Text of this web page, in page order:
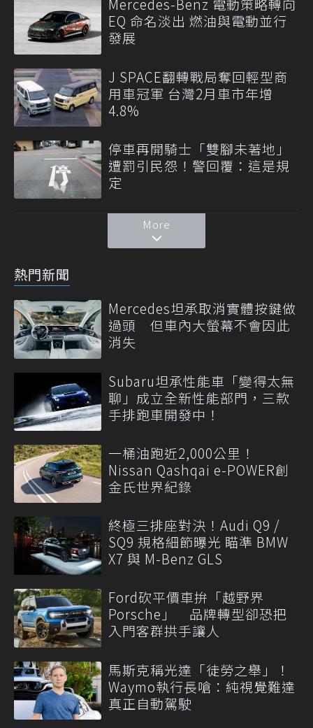
Mercedes-Benz 電動策略轉向
EQ 命名淡出 燃油與電動並行
發展
J SPACE翻轉戰局奪回輕型商
用車冠軍 台灣2月車市年增
4.8%
停車再開騎士「雙腳未著地」
遭罰引民怨！警回覆：這是規
定
More
熱門新聞
Mercedes坦承取消實體按鍵做
過頭 但車內大螢幕不會因此
消失
Subaru坦承性能車「變得太無
聊」成立全新性能部門，三款
手排跑車開發中！
一桶油跑近2,000公里！
Nissan Qashqai e-POWER創
金氏世界紀錄
終極三排座對決！Audi Q9 /
SQ9 規格細節曝光 瞄準 BMW
X7 與 M-Benz GLS
Ford砍平價車拚「越野界
Porsche」 品牌轉型卻恐把
入門客群拱手讓人
馬斯克稱光達「徒勞之舉」！
Waymo執行長嗆：純視覺難達
真正自動駕駛